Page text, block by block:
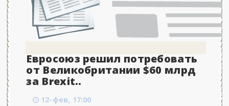
Евросоюз решил потребовать
от Великобритании $60 млрд
за Brexit..
12-фев, 17:00